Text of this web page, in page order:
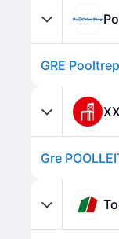
GRE
Gre